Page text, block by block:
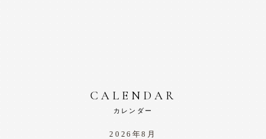
CALENDAR
カレンダー
2026年8月